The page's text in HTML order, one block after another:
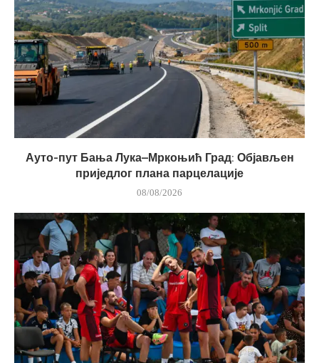
Ауто-пут Бања Лука–Мркоњић Град: Објављен
приједлог плана парцелације
08/08/2026